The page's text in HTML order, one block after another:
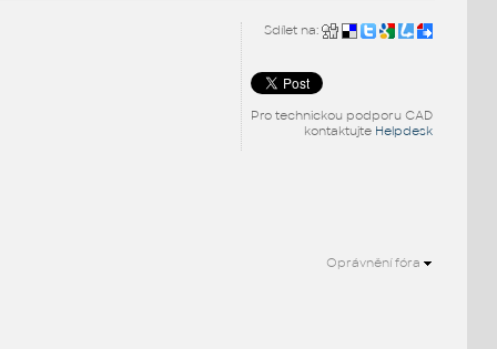
Sdílet na:
Pro technickou podporu CAD
kontaktujte Helpdesk
Oprávnění fóra